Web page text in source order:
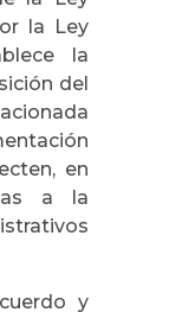
la Ley
la
del
en
a la
y